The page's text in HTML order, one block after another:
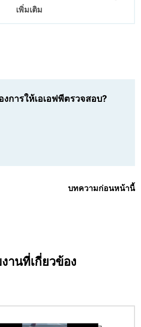
เพิ่มเติม
การให้เอเอฟพีตรวจสอบ?
บทความก่อนหน้านี้
านที่เกี่ยวข้อง